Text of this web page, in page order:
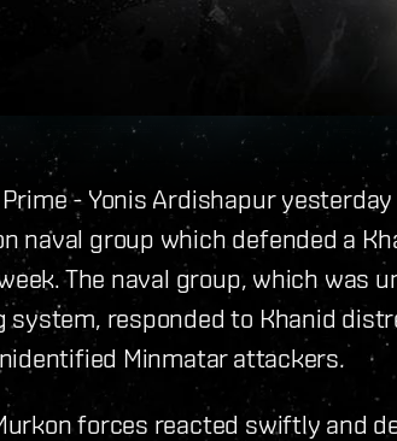
- Yonis Ardishapur
naval group which defended a
The naval group, which was
system, responded to Khanid
Minmatar attackers.
forces reacted swiftly and